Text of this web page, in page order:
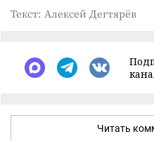
Текст: Алексей Дегтярёв
Читать